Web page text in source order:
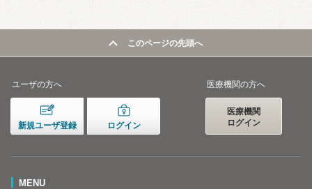
このページの先頭へ
ユーザの方へ
新規ユーザ登録 ログイン
医療機関の方へ
医療機関
ログイン
MENU